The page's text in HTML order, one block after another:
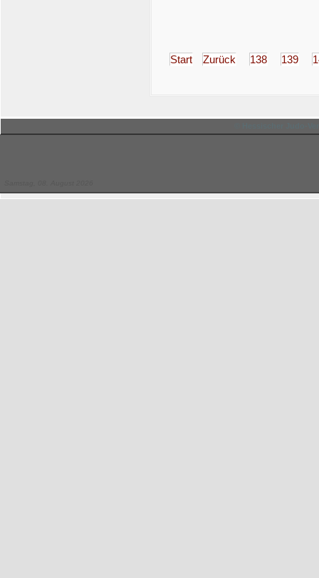
Start Zurück 138 139